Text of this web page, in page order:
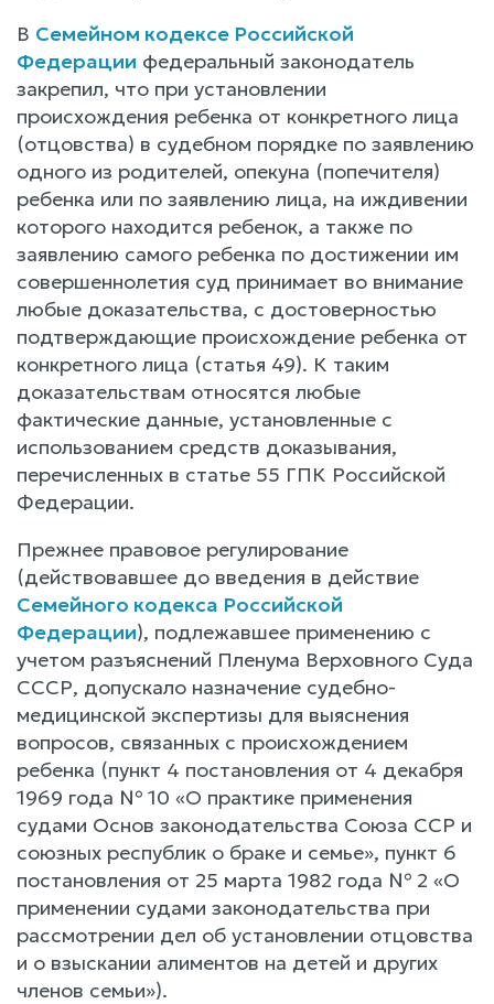
В Семейном кодексе Российской
Федерации федеральный законодатель
закрепил, что при установлении
происхождения ребенка от конкретного лица
(отцовства) в судебном порядке по заявлению
одного из родителей, опекуна (попечителя)
ребенка или по заявлению лица, на иждивении
которого находится ребенок, а также по
заявлению самого ребенка по достижении им
совершеннолетия суд принимает во внимание
любые доказательства, с достоверностью
подтверждающие происхождение ребенка от
конкретного лица (статья 49). К таким
доказательствам относятся любые
фактические данные, установленные с
использованием средств доказывания,
перечисленных в статье 55 ГПК Российской
Федерации.
Прежнее правовое регулирование
(действовавшее до введения в действие
Семейного кодекса Российской
Федерации), подлежавшее применению с
учетом разъяснений Пленума Верховного Суда
СССР, допускало назначение судебно-
медицинской экспертизы для выяснения
вопросов, связанных с происхождением
ребенка (пункт 4 постановления от 4 декабря
1969 года № 10 «О практике применения
судами Основ законодательства Союза ССР и
союзных республик о браке и семье», пункт 6
постановления от 25 марта 1982 года № 2 «О
применении судами законодательства при
рассмотрении дел об установлении отцовства
и о взыскании алиментов на детей и других
членов семьи»).